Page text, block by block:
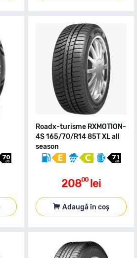
Roadx-turisme RXMOTION-
4S 165/70/R14 85T XL all
season
20800 lei
Adaugă în coș